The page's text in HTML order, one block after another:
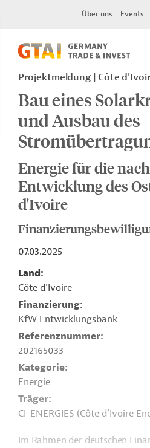
Über uns Events
Projektmeldung Côte
Bau eines
und Ausbau des
Energie für die
Entwicklung des
d'Ivoire
07.03.2025
Land
Côte d'Ivoire
Finanzierung
KfW Entwicklungsbank
Referenznummer
202165033
Kategorie
Energie
Träger
CI-ENERGIES (Côte d’Ivoire
Im Rahmen der deutschen